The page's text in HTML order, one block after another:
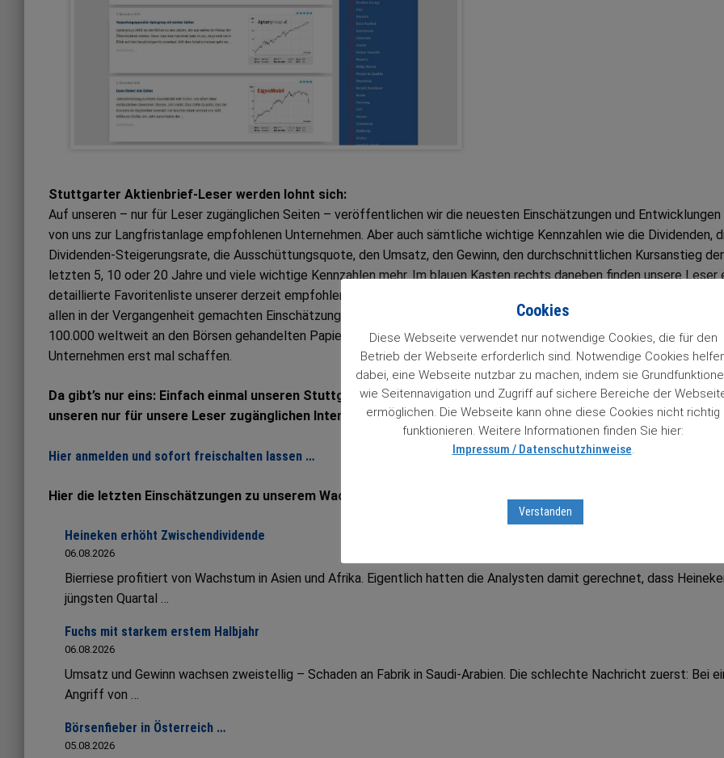
Stuttgarter Aktienbrief-Leser werden lohnt sich:
Auf unseren – nur für Leser zugänglichen Seiten – veröffentlichen wir die neuesten Einschätzungen und Entwicklungen
von uns zur Langfristanlage empfohlenen Unternehmen. Aber auch sämtliche wichtige Kennzahlen wie die Dividenden,
Dividenden-Steigerungsrate, die Ausschüttungsquote, den Umsatz, den Gewinn, den durchschnittlichen Kursanstieg der
letzten 5, 10 oder 20 Jahre und viele wichtige Kennzahlen mehr. Im blauen Kasten rechts daneben finden unsere Leser
detaillierte Favoritenliste unserer derzeit empfohlenen 84 Wachstumstitel. Mit einem Klick auf den Titel gelangt man
allen in der Vergangenheit gemachten Einschätzungen. Also Zugriff auf Informationen zu unseren „84 Lieblingen“, die
100.000 weltweit an den Börsen gehandelten Papieren das Prädikat Wachstumswert von uns erhalten haben. Das muss
Unternehmen erst mal schaffen.
Da gibt’s nur eins: Einfach einmal unseren Stuttgarter Aktienbrief unverbindlich testenmit Sofortfreischaltung
unseren nur für unsere Leser zugänglichen Internetseiten …
Hier anmelden und sofort freischalten lassen …
Hier die letzten Einschätzungen zu unserem Wachstumsaktien in unserem Börsenticker:
Heineken erhöht Zwischendividende
06.08.2026
Bierriese profitiert von Wachstum in Asien und Afrika. Eigentlich hatten die Analysten damit gerechnet, dass
jüngsten Quartal …
Fuchs mit starkem erstem Halbjahr
06.08.2026
Umsatz und Gewinn wachsen zweistellig – Schaden an Fabrik in Saudi-Arabien. Die schlechte Nachricht zuerst: Bei
Angriff von …
Börsenfieber in Österreich …
05.08.2026
Cookies
Diese Webseite verwendet nur notwendige Cookies, die für den
Betrieb der Webseite erforderlich sind. Notwendige Cookies
dabei, eine Webseite nutzbar zu machen, indem sie
wie Seitennavigation und Zugriff auf sichere Bereiche der
ermöglichen. Die Webseite kann ohne diese Cookies nicht richtig
funktionieren. Weitere Informationen finden Sie hier:
Impressum / Datenschutzhinweise.
Verstanden